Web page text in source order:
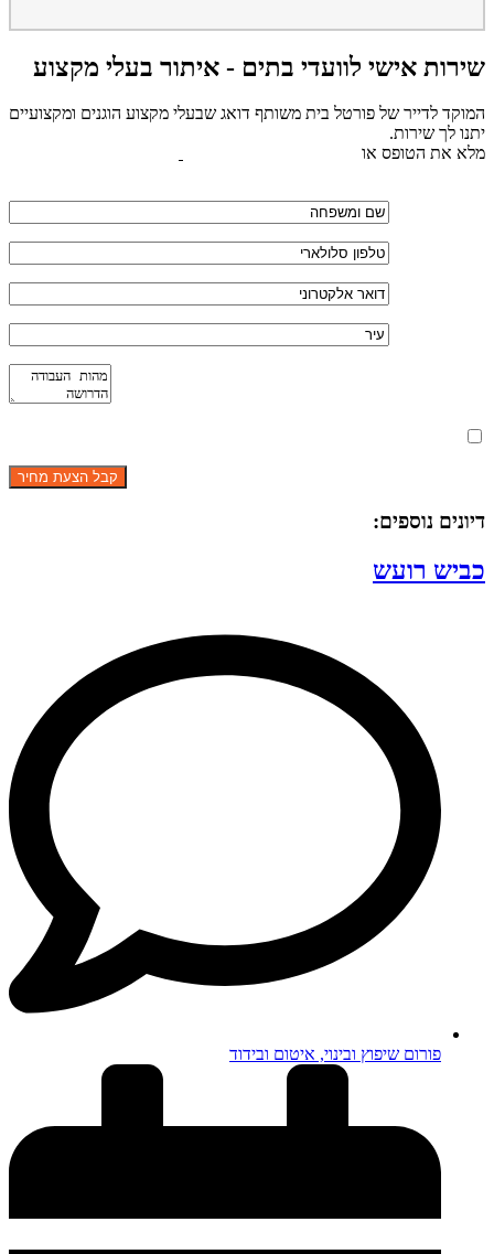
שירות אישי לוועדי בתים - איתור בעלי מקצוע
המוקד לדייר של פורטל בית משותף דואג שבעלי מקצוע הוגנים ומקצועיים
יתנו לך שירות.
מלא את הטופס או
דיונים נוספים:
כביש רועש
פורום שיפוץ ובינוי, איטום ובידוד